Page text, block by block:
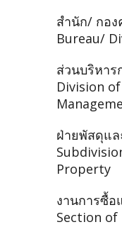
สำนัก/ กอง
Bureau/
ส่วนบริหาร
Division
ฝ่ายพัสดุแ
Property
งานการซื้อ
Section of